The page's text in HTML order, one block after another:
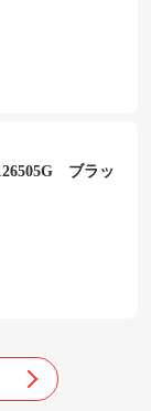
ブラッ